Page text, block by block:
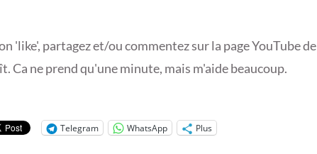
'like', partagez et/ou commentez sur la page YouTube de
Ca ne prend qu'une minute, mais m'aide beaucoup.
Telegram WhatsApp Plus